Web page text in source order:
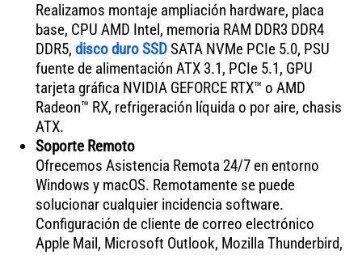
Realizamos montaje ampliación hardware, placa
base, CPU AMD Intel, memoria RAM DDR3 DDR4
DDR5, disco duro SSDSATA NVMe PCIe 5.0, PSU
fuente de alimentación ATX 3.1, PCIe 5.1, GPU
tarjeta gráfica NVIDIA GEFORCE RTX™ o AMD
Radeon™ RX, refrigeración líquida o por aire, chasis
ATX.
Soporte Remoto
Ofrecemos Asistencia Remota 24/7 en entorno
Windows y macOS. Remotamente se puede
solucionar cualquier incidencia software.
Configuración de cliente de correo electrónico
Apple Mail, Microsoft Outlook, Mozilla Thunderbird,